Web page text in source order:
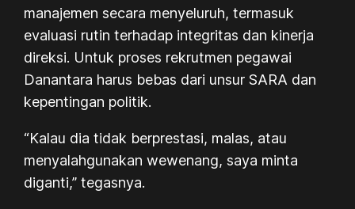
manajemen secara menyeluruh, termasuk
evaluasi rutin terhadap integritas dan kinerja
direksi. Untuk proses rekrutmen pegawai
Danantara harus bebas dari unsur SARA dan
kepentingan politik.
“Kalau dia tidak berprestasi, malas, atau
menyalahgunakan wewenang, saya minta
diganti,” tegasnya.